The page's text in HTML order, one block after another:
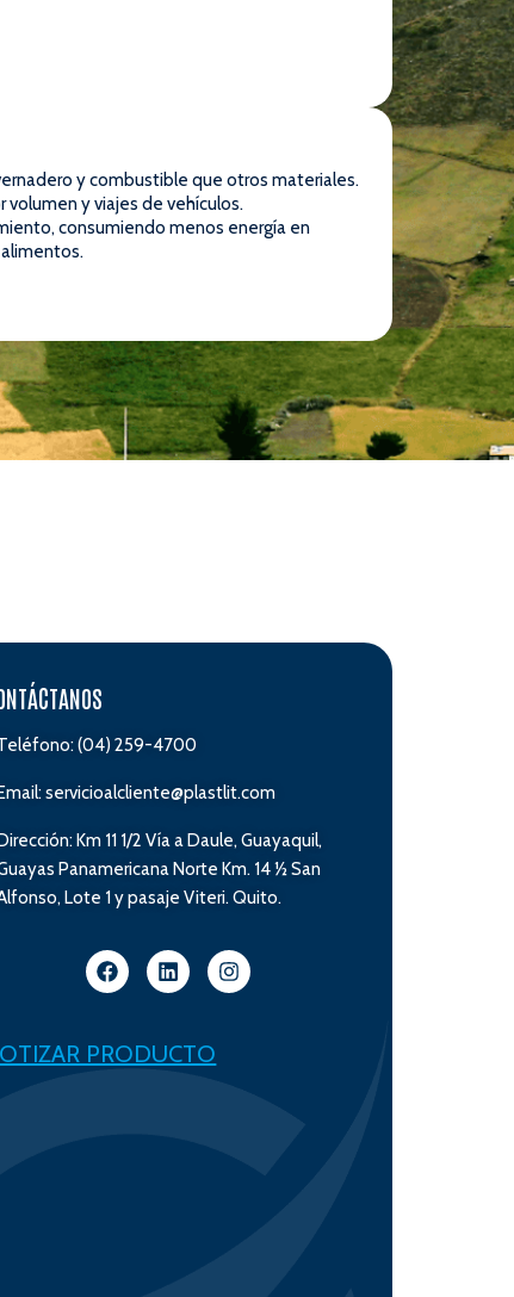
y combustible que otros materiales.
y viajes de vehículos.
consumiendo menos energía en
(04) 259-4700
Email: servicioalcliente@plastlit.com
Dirección: Km 11 1/2 Vía a Daule, Guayaquil,
Panamericana Norte Km. 14 ½ San
Lote 1 y pasaje Viteri. Quito.
PRODUCTO